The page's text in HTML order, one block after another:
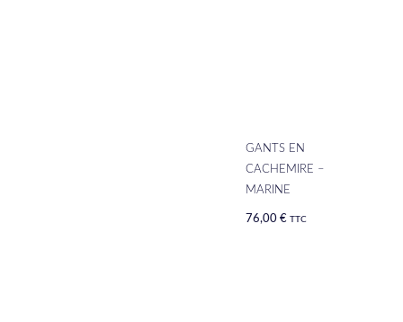
GANTS EN
CACHEMIRE –
MARINE
76,00€ TTC